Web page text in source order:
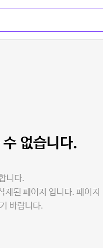
없습니다.
니다.
제된 페이지 입니다. 페이지
바랍니다.